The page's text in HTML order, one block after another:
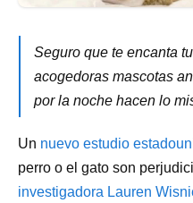
Seguro que te encanta
acogedoras mascotas
por la noche hacen lo
Un nuevo estudio
perro o el gato son
investigadora Lauren